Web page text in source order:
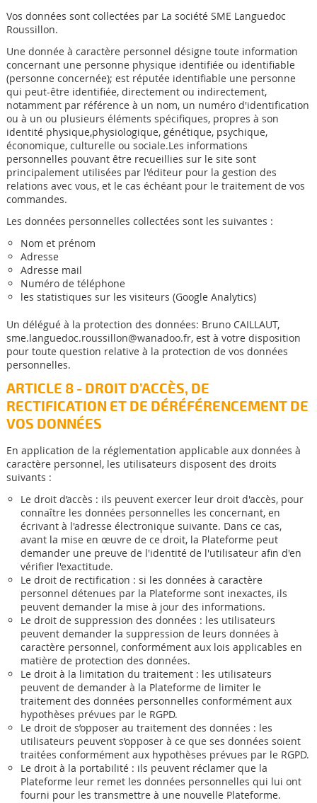
Vos données sont collectées par La société SME Languedoc
Roussillon.
Une donnée à caractère personnel désigne toute information
concernant une personne physique identifiée ou identifiable
(personne concernée); est réputée identifiable une personne
qui peut-être identifiée, directement ou indirectement,
notamment par référence à un nom, un numéro d'identification
ou à un ou plusieurs éléments spécifiques, propres à son
identité physique,physiologique, génétique, psychique,
économique, culturelle ou sociale.Les informations
personnelles pouvant être recueillies sur le site sont
principalement utilisées par l'éditeur pour la gestion des
relations avec vous, et le cas échéant pour le traitement de vos
commandes.
Les données personnelles collectées sont les suivantes :
Nom et prénom
Adresse
Adresse mail
Numéro de téléphone
les statistiques sur les visiteurs (Google Analytics)
Un délégué à la protection des données: Bruno CAILLAUT,
sme.languedoc.roussillon@wanadoo.fr, est à votre disposition
pour toute question relative à la protection de vos données
personnelles.
ARTICLE 8 - DROIT D’ACCÈS, DE
RECTIFICATION ET DE DÉRÉFÉRENCEMENT DE
VOS DONNÉES
En application de la réglementation applicable aux données à
caractère personnel, les utilisateurs disposent des droits
suivants :
Le droit d’accès : ils peuvent exercer leur droit d'accès, pour
connaître les données personnelles les concernant, en
écrivant à l'adresse électronique suivante. Dans ce cas,
avant la mise en œuvre de ce droit, la Plateforme peut
demander une preuve de l'identité de l'utilisateur afin d'en
vérifier l'exactitude.
Le droit de rectification : si les données à caractère
personnel détenues par la Plateforme sont inexactes, ils
peuvent demander la mise à jour des informations.
Le droit de suppression des données : les utilisateurs
peuvent demander la suppression de leurs données à
caractère personnel, conformément aux lois applicables en
matière de protection des données.
Le droit à la limitation du traitement : les utilisateurs
peuvent de demander à la Plateforme de limiter le
traitement des données personnelles conformément aux
hypothèses prévues par le RGPD.
Le droit de s’opposer au traitement des données : les
utilisateurs peuvent s’opposer à ce que ses données soient
traitées conformément aux hypothèses prévues par le RGPD.
Le droit à la portabilité : ils peuvent réclamer que la
Plateforme leur remet les données personnelles qui lui ont
fourni pour les transmettre à une nouvelle Plateforme.